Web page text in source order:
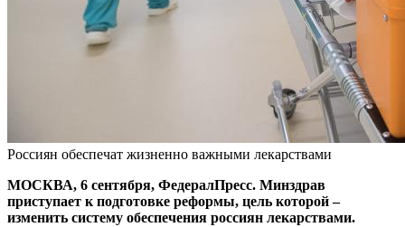
Россиян обеспечат жизненно важными лекарствами
МОСКВА, 6 сентября, ФедералПресс. Минздрав
приступает к подготовке реформы, цель которой –
изменить систему обеспечения россиян лекарствами.